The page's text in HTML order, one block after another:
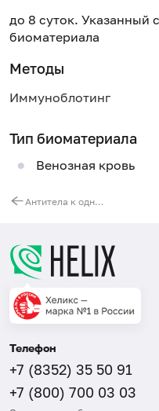
до 8 суток. Указанный
биоматериала
Методы
Иммуноблотинг
Тип биоматериала
Венозная кровь
Антитела к одноцепочечной ДНК (anti-ssDNA, IgG)
Телефон
+7 (8352) 35 50 91
+7 (800) 700 03 03